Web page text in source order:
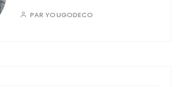
PARYOUGODECO